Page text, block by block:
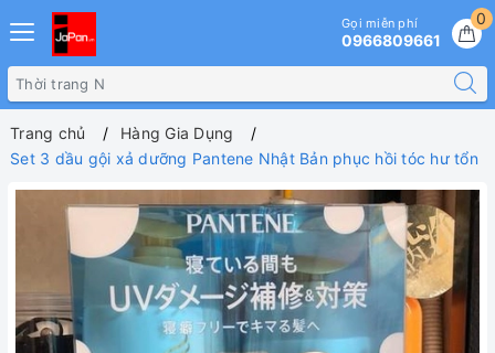
0
Gọi miễn phí
0966809661
Trang chủ
Hàng Gia Dụng
Set 3 dầu gội xả dưỡng Pantene Nhật Bản phục hồi tóc hư tổn